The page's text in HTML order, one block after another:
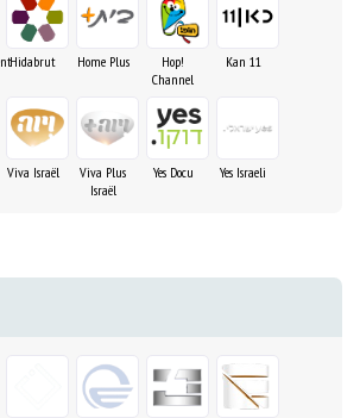
Hidabrut Home Plus
Hop!
Channel
Kan 11
Viva Israël
Viva Plus
Israël
Yes Docu Yes Israeli